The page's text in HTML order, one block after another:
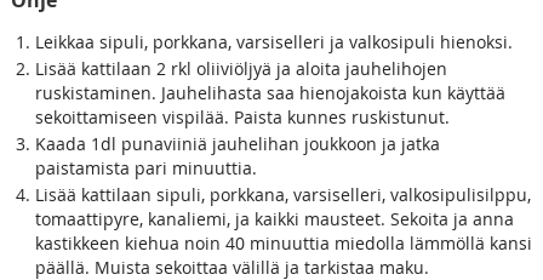
Leikkaa sipuli, porkkana, varsiselleri ja valkosipuli hienoksi.
Lisää kattilaan 2 rkl oliiviöljyä ja aloita jauhelihojen
ruskistaminen. Jauhelihasta saa hienojakoista kun käyttää
sekoittamiseen vispilää. Paista kunnes ruskistunut.
Kaada 1dl punaviiniä jauhelihan joukkoon ja jatka
paistamista pari minuuttia.
Lisää kattilaan sipuli, porkkana, varsiselleri, valkosipulisilppu,
tomaattipyre, kanaliemi, ja kaikki mausteet. Sekoita ja anna
kastikkeen kiehua noin 40 minuuttia miedolla lämmöllä kansi
päällä. Muista sekoittaa välillä ja tarkistaa maku.